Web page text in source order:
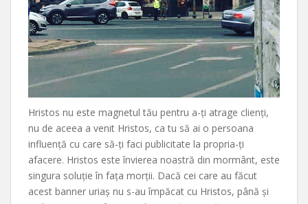
Hristos nu este magnetul tău pentru a-ți atrage clienți,
nu de aceea a venit Hristos, ca tu să ai o persoana
influență cu care să-ți faci publicitate la propria-ți
afacere. Hristos este învierea noastră din mormânt, este
singura soluție în fața morții. Dacă cei care au făcut
acest banner uriaș nu s-au împăcat cu Hristos, până și